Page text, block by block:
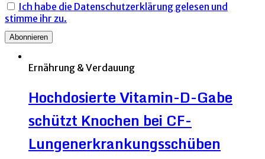
Ich habe die Datenschutzerklärung gelesen und
stimme ihr zu.
Ernährung & Verdauung
Hochdosierte Vitamin-D-Gabe
schützt Knochen bei CF-
Lungenerkrankungsschüben